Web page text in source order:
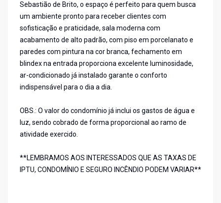
Sebastião de Brito, o espaço é perfeito para quem busca
um ambiente pronto para receber clientes com
sofisticação e praticidade, sala moderna com
acabamento de alto padrão, com piso em porcelanato e
paredes com pintura na cor branca, fechamento em
blindex na entrada proporciona excelente luminosidade,
ar-condicionado já instalado garante o conforto
indispensável para o dia a dia.
OBS.: O valor do condomínio já inclui os gastos de água e
luz, sendo cobrado de forma proporcional ao ramo de
atividade exercido.
**LEMBRAMOS AOS INTERESSADOS QUE AS TAXAS DE
IPTU, CONDOMÍNIO E SEGURO INCÊNDIO PODEM VARIAR**